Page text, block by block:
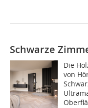
Schwarze
Die
von